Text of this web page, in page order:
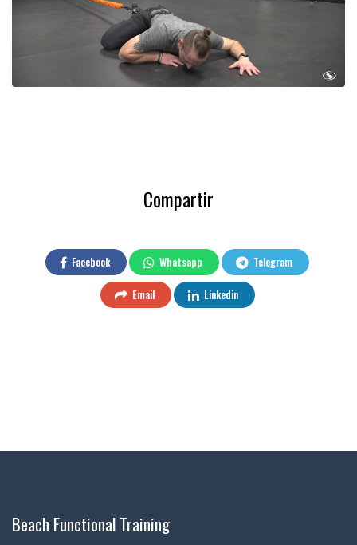
Compartir
Facebook Whatsapp Telegram
Email Linkedin
Beach Functional Training